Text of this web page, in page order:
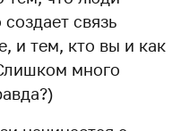
связь
и тем, кто вы и как
много